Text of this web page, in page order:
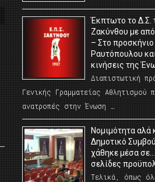
Έκπτωτο το Δ.Σ.
Ζακύνθου με
– Στο προσκήνιο
Ραυτόπουλου
κινήσεις της
Διαπιστωτική
Γενικής Γραμματείας Αθλητισμού
ανατροπές στην Ένωση …
Νομιμότητα αλά
Δημοτικό
χάθηκε μέσα
σελίδες
Τελικά, όπως